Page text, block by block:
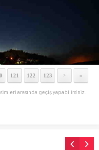
121 122 123 > »
arasında geçiş yapabilirsiniz.